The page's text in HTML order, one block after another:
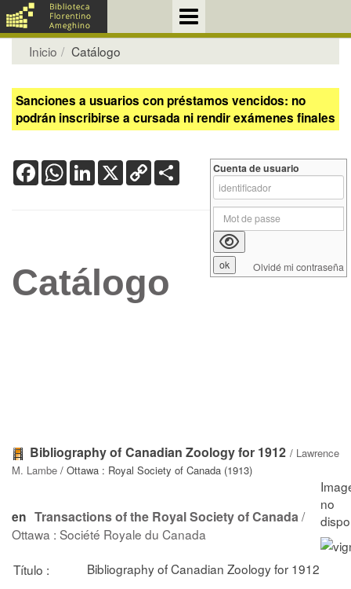
Inicio Catálogo
Sanciones a usuarios con préstamos vencidos: no
podrán inscribirse a cursada ni rendir exámenes finales
FacebookWhatsApp
LinkedIn
X Copy
Link
Catálogo
Bibliography of Canadian Zoology for 1912 / Lawrence
M. Lambe / Ottawa : Royal Society of Canada (1913)
en Transactions of the Royal Society of Canada /
Ottawa : Société Royale du Canada
Título :
Bibliography of Canadian Zoology for 1912
Cuenta de usuario
Olvidé mi contraseña